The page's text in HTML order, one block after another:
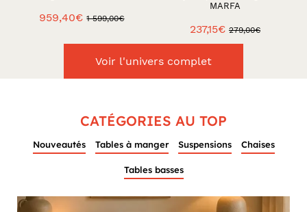
959,40€1 599,00€
MARFA
237,15€ 279,00€
Voir l'univers complet
CATÉGORIES AU TOP
Nouveautés Tables à manger Suspensions Chaises
Tables basses